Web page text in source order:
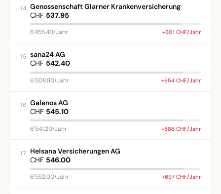
14 Genossenschaft Glarner Krankenversicherung
CHF 537.95
6'455.40/Jahr +601 CHF/Jahr
15 sana24 AG
CHF 542.40
6'508.80/Jahr +654 CHF/Jahr
16 Galenos AG
CHF 545.10
6'541.20/Jahr +686 CHF/Jahr
17 Helsana Versicherungen AG
CHF 546.00
6'552.00/Jahr +697 CHF/Jahr